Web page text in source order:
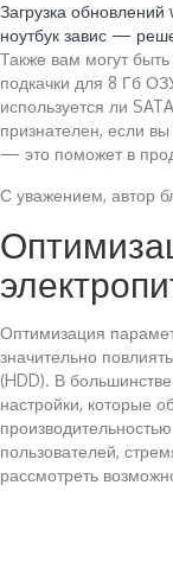
Загрузка
ноутбук завис —
Также вам могут
подкачки для 8 Гб
используется ли
признателен, если
— это поможет в
С уважением, автор
Оптимизация
значительно
(HDD). В
настройки, которые
пользователей,
рассмотреть